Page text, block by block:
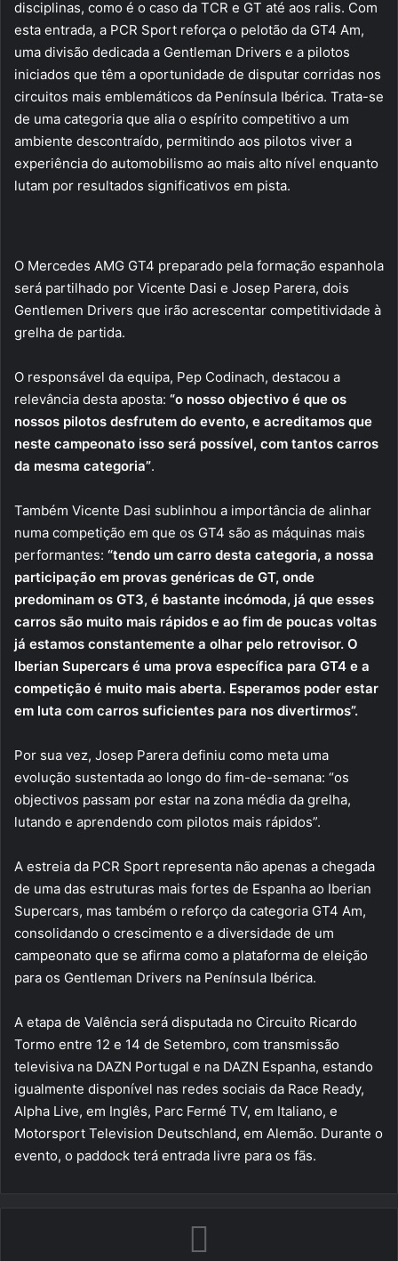
disciplinas, como é o caso da TCR e GT até aos ralis. Com
esta entrada, a PCR Sport reforça o pelotão da GT4 Am,
uma divisão dedicada a Gentleman Drivers e a pilotos
iniciados que têm a oportunidade de disputar corridas nos
circuitos mais emblemáticos da Península Ibérica. Trata-se
de uma categoria que alia o espírito competitivo a um
ambiente descontraído, permitindo aos pilotos viver a
experiência do automobilismo ao mais alto nível enquanto
lutam por resultados significativos em pista.
O Mercedes AMG GT4 preparado pela formação espanhola
será partilhado por Vicente Dasi e Josep Parera, dois
Gentlemen Drivers que irão acrescentar competitividade à
grelha de partida.
O responsável da equipa, Pep Codinach, destacou a
relevância desta aposta: “o nosso objectivo é que os
nossos pilotos desfrutem do evento, e acreditamos que
neste campeonato isso será possível, com tantos carros
da mesma categoria”.
Também Vicente Dasi sublinhou a importância de alinhar
numa competição em que os GT4 são as máquinas mais
performantes: “tendo um carro desta categoria, a nossa
participação em provas genéricas de GT, onde
predominam os GT3, é bastante incómoda, já que esses
carros são muito mais rápidos e ao fim de poucas voltas
já estamos constantemente a olhar pelo retrovisor. O
Iberian Supercars é uma prova específica para GT4 e a
competição é muito mais aberta. Esperamos poder estar
em luta com carros suficientes para nos divertirmos”.
Por sua vez, Josep Parera definiu como meta uma
evolução sustentada ao longo do fim-de-semana: “os
objectivos passam por estar na zona média da grelha,
lutando e aprendendo com pilotos mais rápidos”.
A estreia da PCR Sport representa não apenas a chegada
de uma das estruturas mais fortes de Espanha ao Iberian
Supercars, mas também o reforço da categoria GT4 Am,
consolidando o crescimento e a diversidade de um
campeonato que se afirma como a plataforma de eleição
para os Gentleman Drivers na Península Ibérica.
A etapa de Valência será disputada no Circuito Ricardo
Tormo entre 12 e 14 de Setembro, com transmissão
televisiva na DAZN Portugal e na DAZN Espanha, estando
igualmente disponível nas redes sociais da Race Ready,
Alpha Live, em Inglês, Parc Fermé TV, em Italiano, e
Motorsport Television Deutschland, em Alemão. Durante o
evento, o paddock terá entrada livre para os fãs.